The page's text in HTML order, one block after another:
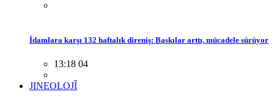
İdamlara karşı 132 haftalık direniş: Baskılar arttı, mücadele sürüyor
13:18 04
JINEOLOJÎ